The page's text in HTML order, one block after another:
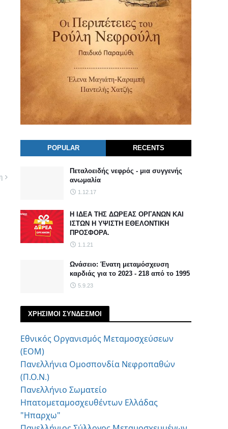
POPULAR RECENTS
Πεταλοειδής νεφρός - μια συγγενής
ανωμαλία
1.12.17
Η ΙΔΕΑ ΤΗΣ ΔΩΡΕΑΣ ΟΡΓΑΝΩΝ ΚΑΙ
ΙΣΤΩΝ Η ΥΨΙΣΤΗ ΕΘΕΛΟΝΤΙΚΗ
ΠΡΟΣΦΟΡΑ.
1.1.21
Ωνάσειο: Ένατη μεταμόσχευση
καρδιάς για το 2023 - 218 από το 1995
5.9.23
ΧΡΗΣΙΜΟΙ ΣΥΝΔΕΣΜΟΙ
Εθνικός Οργανισμός Μεταμοσχεύσεων
(ΕΟΜ)
Πανελλήνια Ομοσπονδία Νεφροπαθών
(Π.Ο.Ν.)
Πανελλήνιο Σωματείο
Ηπατομεταμοσχευθέντων Ελλάδας
"Ηπαρχω"